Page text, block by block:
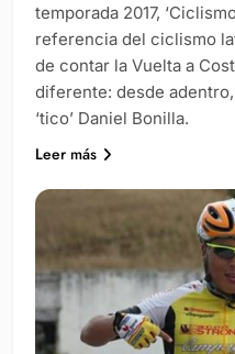
temporada 2017,
referencia del ciclismo
de contar la Vuelta a
diferente: desde
‘tico’ Daniel Bonilla.
Leer más